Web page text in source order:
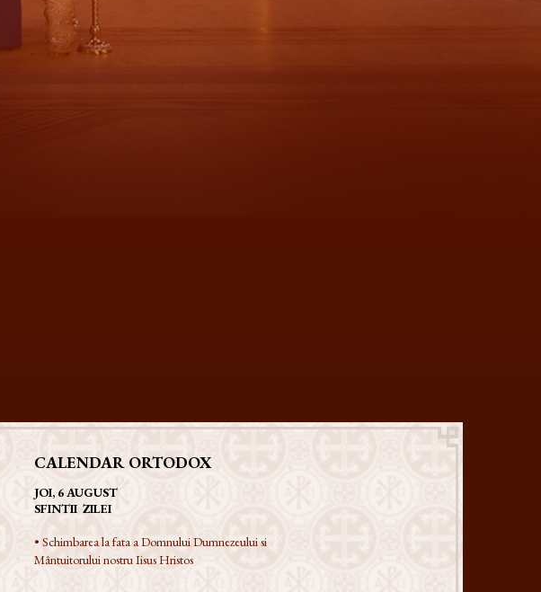
CALENDAR ORTODOX
JOI, 6 AUGUST
SFINTII ZILEI
• Schimbarea la fata a Domnului Dumnezeului si
Mântuitorului nostru Iisus Hristos